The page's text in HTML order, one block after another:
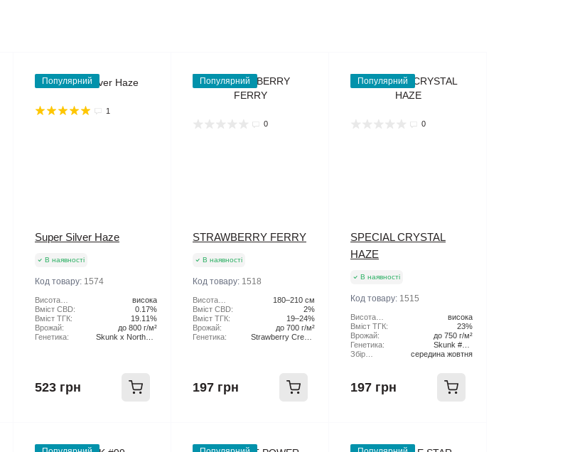
Популярний
1
Super Silver Haze
В наявності
Код товару: 1574
Висота
рослини:
висока
Вміст CBD:
0.17%
Вміст ТГК:
19.11%
Врожай:
до 800 г/м²
Генетика:
Skunk x Northern
523 грн
Популярний
0
STRAWBERRY FERRY
В наявності
Код товару: 1518
Висота
рослини:
180–210 см
Вміст CBD:
2%
Вміст ТГК:
19–24%
Врожай:
до 700 г/м²
Генетика:
Strawberry Cream
197 грн
Популярний
0
SPECIAL CRYSTAL
HAZE
В наявності
Код товару: 1515
Висота
рослини:
висока
Вміст ТГК:
23%
Врожай:
до 750 г/м²
Генетика:
Skunk #1 x
Northern Lights x
Збір
середина жовтня
197 грн